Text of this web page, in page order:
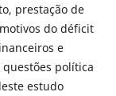
prestação de
do déficit
e
política
estudo